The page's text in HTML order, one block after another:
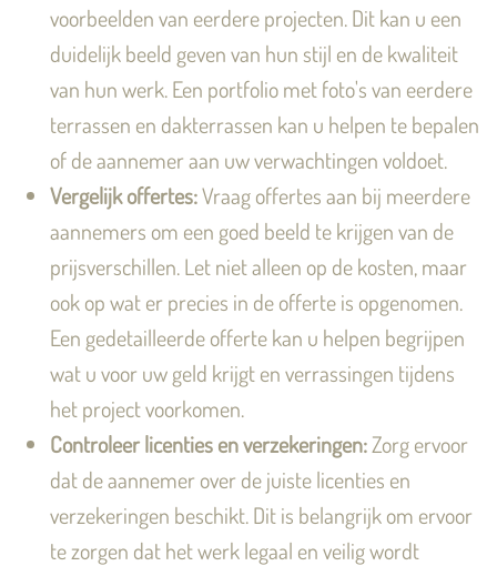
voorbeelden van eerdere projecten. Dit kan u een
duidelijk beeld geven van hun stijl en de kwaliteit
van hun werk. Een portfolio met foto's van eerdere
terrassen en dakterrassen kan u helpen te bepalen
of de aannemer aan uw verwachtingen voldoet.
Vergelijk offertes:Vraag offertes aan bij meerdere
aannemers om een goed beeld te krijgen van de
prijsverschillen. Let niet alleen op de kosten, maar
ook op wat er precies in de offerte is opgenomen.
Een gedetailleerde offerte kan u helpen begrijpen
wat u voor uw geld krijgt en verrassingen tijdens
het project voorkomen.
Controleer licenties en verzekeringen:Zorg ervoor
dat de aannemer over de juiste licenties en
verzekeringen beschikt. Dit is belangrijk om ervoor
te zorgen dat het werk legaal en veilig wordt